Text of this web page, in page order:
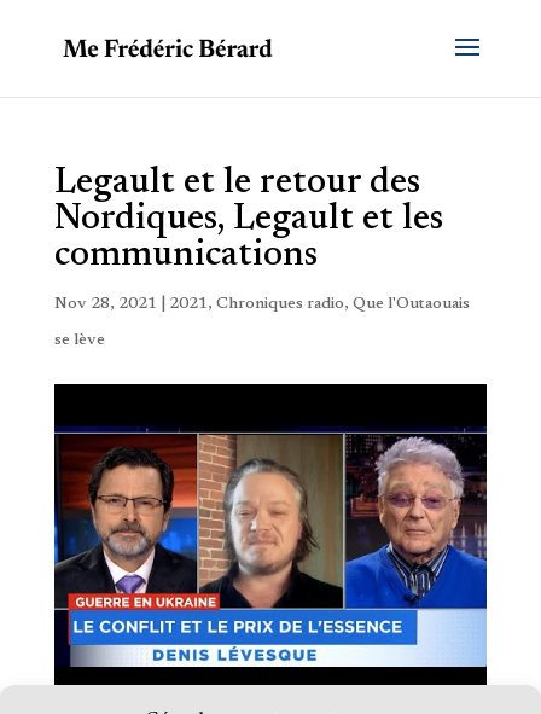
Legault et le retour des
Nordiques, Legault et les
communications
Nov 28, 2021 2021, Chroniques radio, Que l'Outaouais
se lève